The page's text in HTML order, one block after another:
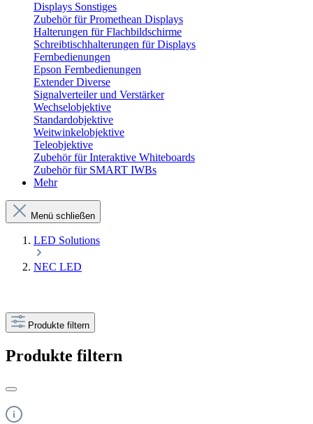
Displays Sonstiges
Zubehör für Promethean Displays
Halterungen für Flachbildschirme
Schreibtischhalterungen für Displays
Fernbedienungen
Epson Fernbedienungen
Extender Diverse
Signalverteiler und Verstärker
Wechselobjektive
Standardobjektive
Weitwinkelobjektive
Teleobjektive
Zubehör für Interaktive Whiteboards
Zubehör für SMART IWBs
Mehr
Menü schließen
LED Solutions
NEC LED
Produkte filtern
Produkte filtern